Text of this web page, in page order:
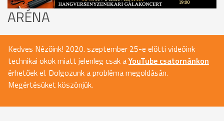
ARÉNA
Kedves Nézőink! 2020. szeptember 25-e előtti videóink
technikai okok miatt jelenleg csak aYouTube csatornánkon
érhetőek el. Dolgozunk a probléma megoldásán.
Megértésüket köszönjük.